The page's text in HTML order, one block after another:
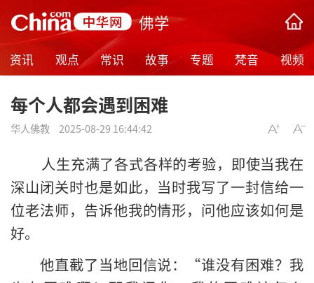
佛学
资讯 观点 常识 故事 专题 梵音 视频
每个人都会遇到困难
华人佛教 2025-08-29 16:44:42
人生充满了各式各样的考验，即使当我在
深山闭关时也是如此，当时我写了一封信给一
位老法师，告诉他我的情形，问他应该如何是
好。
他直截了当地回信说：“谁没有困难？我